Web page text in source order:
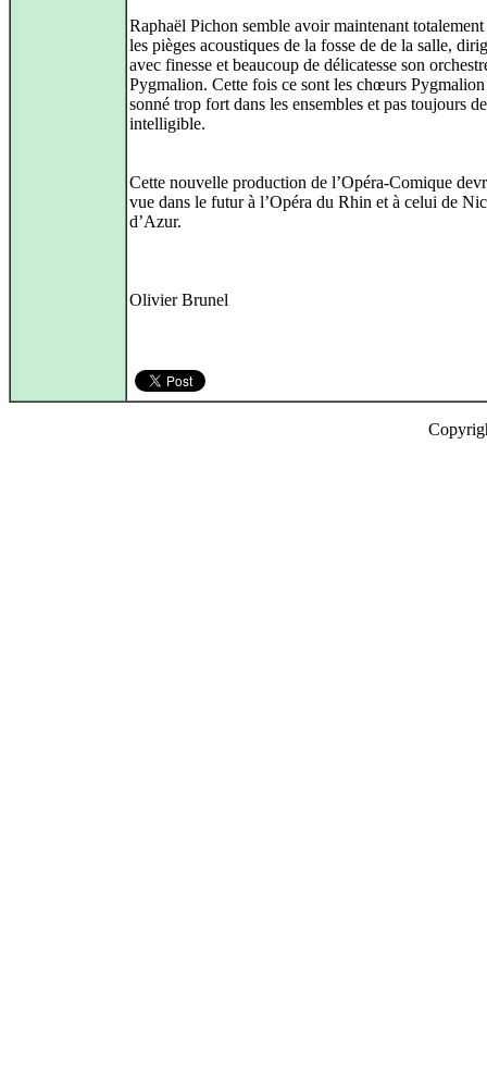
Raphaël Pichon semble avoir maintenant
les pièges acoustiques de la fosse de de la salle,
avec finesse et beaucoup de délicatesse son
Pygmalion. Cette fois ce sont les chœurs
sonné trop fort dans les ensembles et pas toujours
intelligible.
Cette nouvelle production de l’Opéra‑Comique
vue dans le futur à l’Opéra du Rhin et à celui de
d’Azur.
Olivier Brunel